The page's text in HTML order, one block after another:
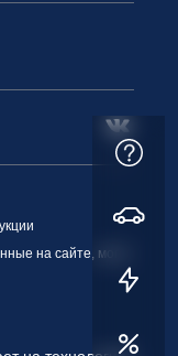
на сайте, могут